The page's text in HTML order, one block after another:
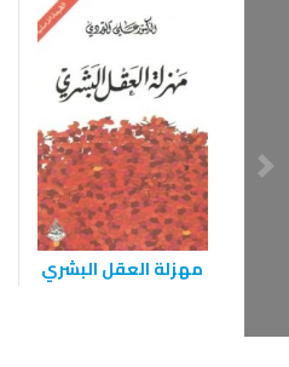
مهزلة العقل البشري